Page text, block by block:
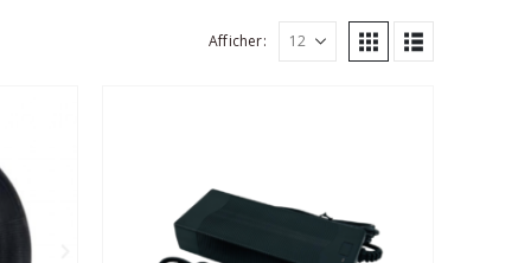
Afficher: